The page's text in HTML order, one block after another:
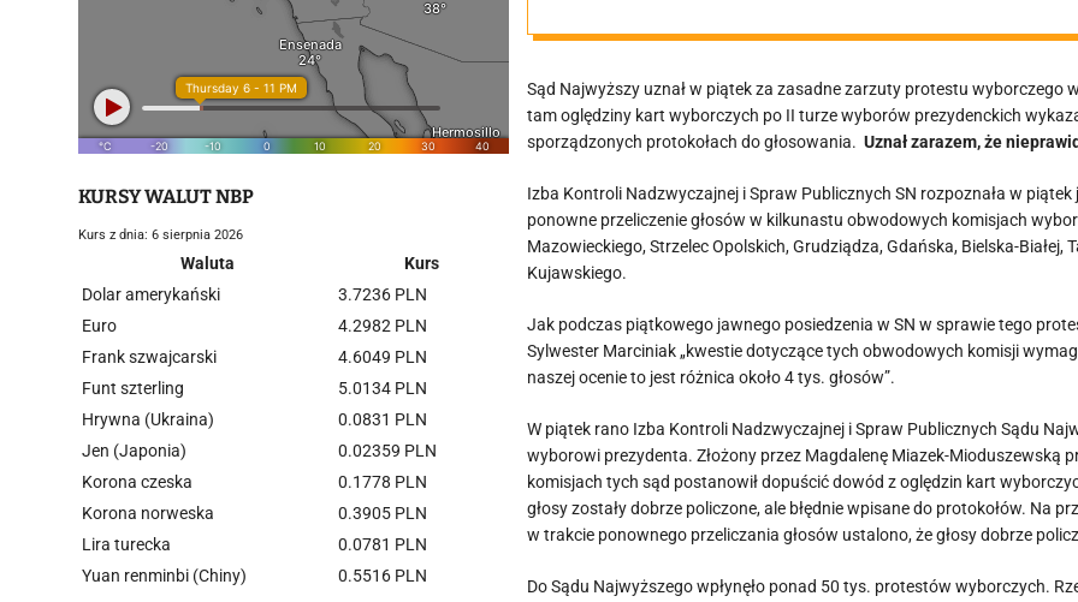
Sąd Najwyższy uznał w piątek za zasadne zarzuty protestu
tam oględziny kart wyborczych po II turze wyborów prezydenckich
sporządzonych protokołach do głosowania.Uznał zarazem, że
Izba Kontroli Nadzwyczajnej i Spraw Publicznych SN rozpoznała w
ponowne przeliczenie głosów w kilkunastu obwodowych komisjach
Mazowieckiego, Strzelec Opolskich, Grudziądza, Gdańska, Bielska-
Kujawskiego.
Jak podczas piątkowego jawnego posiedzenia w SN w sprawie tego
Sylwester Marciniak „kwestie dotyczące tych obwodowych komisji
naszej ocenie to jest różnica około 4 tys. głosów”.
W piątek rano Izba Kontroli Nadzwyczajnej i Spraw Publicznych Sądu
wyborowi prezydenta. Złożony przez Magdalenę Miazek-Mioduszewską
komisjach tych sąd postanowił dopuścić dowód z oględzin kart
głosy zostały dobrze policzone, ale błędnie wpisane do protokołów. Na
w trakcie ponownego przeliczania głosów ustalono, że głosy dobrze
Do Sądu Najwyższego wpłynęło ponad 50 tys. protestów wyborczych.
KURSY WALUT NBP
Kurs z dnia: 6 sierpnia 2026
Waluta
Kurs
Dolar amerykański
3.7236 PLN
Euro
4.2982 PLN
Frank szwajcarski
4.6049 PLN
Funt szterling
5.0134 PLN
Hrywna (Ukraina)
0.0831 PLN
Jen (Japonia)
0.02359 PLN
Korona czeska
0.1778 PLN
Korona norweska
0.3905 PLN
Lira turecka
0.0781 PLN
Yuan renminbi (Chiny)
0.5516 PLN